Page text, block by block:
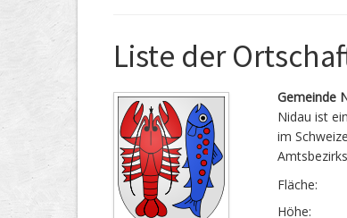
Liste der
Gemeinde
Nidau ist
im
Fläche:
Höhe: